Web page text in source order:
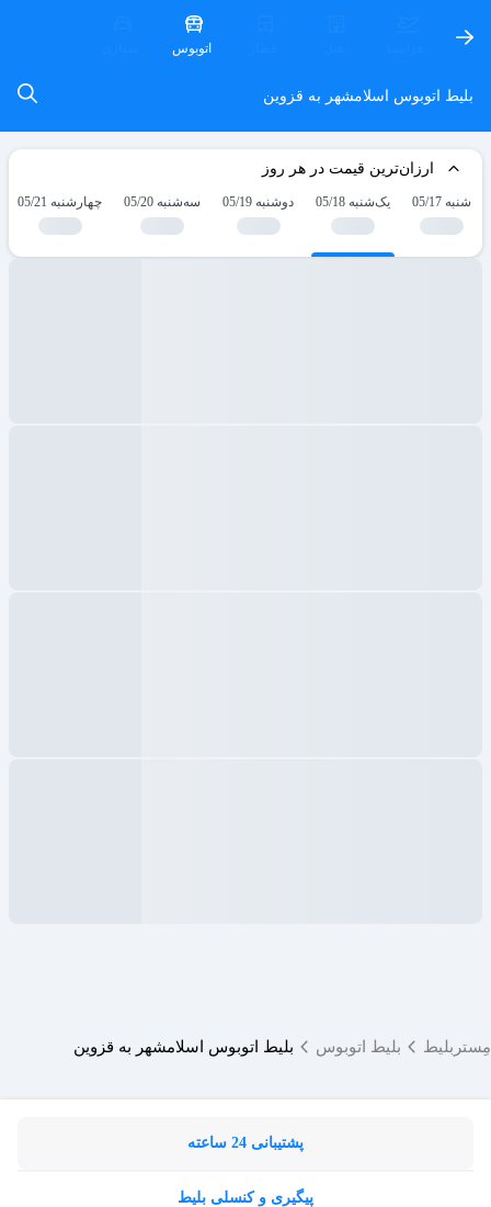
اتوبوس
بلیط اتوبوس اسلامشهر به قزوین
ارزان‌ترین قیمت در هر روز
شنبه 05/17 یک‌شنبه 05/18 دوشنبه 05/19 سه‌شنبه 05/20 چهارشنبه 05/21
مِستربلیط بلیط اتوبوس بلیط اتوبوس اسلامشهر به قزوین
پشتیبانی 24 ساعته
پیگیری و کنسلی بلیط